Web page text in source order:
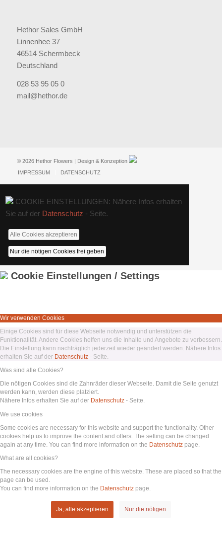
Hethor Sales GmbH
Linnenhee 37
46514 Schermbeck
Deutschland
028 53 95 05 0
mail@hethor.de
© 2026 Hethor Flowers | Design & Konzeption
IMPRESSUM
DATENSCHUTZ
COOKIE EINSTELLUNGEN: Nähere Infos erhalten
Sie auf der Datenschutz - Seite.
Alle Cookies akzeptieren
Nur die nötigen Cookies frei geben
Cookie Einstellungen / Settings
Wir verwenden Cookies
Einige Cookies sind für diese Webseite notwendig und unterstützen die
Funktionalität. Andere Cookies helfen uns die Inhalte und Angebote zu verbessern.
Die Einstellung kann nachträglich jederzeit wieder geändert werden. Nähere Infos
erhalten Sie auf der Datenschutz - Seite.
Was sind alle Cookies?
Die nötigen Cookies sind die Zahnräder dieser Webseite. Damit die Seite genutzt
werden kann, werden diese platziert.
Nähere Infos erhalten Sie auf der Datenschutz - Seite.
We use cookies
Some cookies are necessary for this website and support the functionality. Other
cookies help us to improve the content and offers. The setting can be changed
again at any time. You can find more information on the Datenschutz page.
What are all cookies?
The necessary cookies are the engine of this website. These are placed so that the
page can be used.
You can find more information on the Datenschutz page.
Ja, alle akzeptieren Nur die nötigen